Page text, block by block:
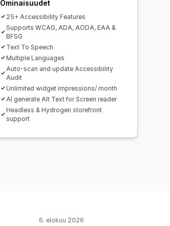
Ominaisuudet
25+ Accessibility Features
Supports WCAG, ADA, AODA, EAA &
BFSG
Text To Speech
Multiple Languages
Auto-scan and update Accessibility
Audit
Unlimited widget impressions/ month
AI generate Alt Text for Screen reader
Headless & Hydrogen storefront
support
6. elokuu 2026